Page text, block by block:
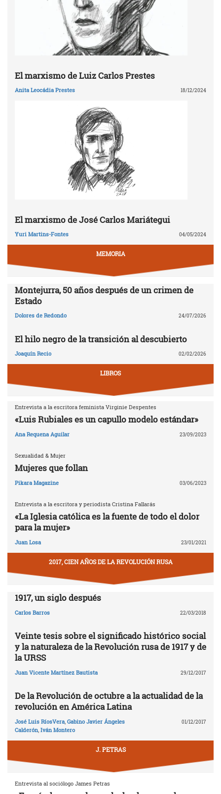
El marxismo de Luiz Carlos Prestes
Anita Leocádia Prestes 18/12/2024
El marxismo de José Carlos Mariátegui
Yuri Martins-Fontes 04/05/2024
MEMORIA
Montejurra, 50 años después de un crimen de
Estado
Dolores de Redondo 24/07/2026
El hilo negro de la transición al descubierto
Joaquín Recio 02/02/2026
LIBROS
Entrevista a la escritora feminista Virginie Despentes
«Luis Rubiales es un capullo modelo estándar»
Ana Requena Aguilar 23/09/2023
Sexualidad & Mujer
Mujeres que follan
Pikara Magazine 03/06/2023
Entrevista a la escritora y periodista Cristina Fallarás
«La Iglesia católica es la fuente de todo el dolor
para la mujer»
Juan Losa 23/01/2021
2017, CIEN AÑOS DE LA REVOLUCIÓN RUSA
1917, un siglo después
Carlos Barros 22/03/2018
Veinte tesis sobre el significado histórico social
y la naturaleza de la Revolución rusa de 1917 y de
la URSS
Juan Vicente Martínez Bautista 29/12/2017
De la Revolución de octubre a la actualidad de la
revolución en América Latina
José Luis RíosVera, Gabino Javier Ángeles
Calderón, Iván Montero
01/12/2017
J. PETRAS
Entrevista al sociólogo James Petras